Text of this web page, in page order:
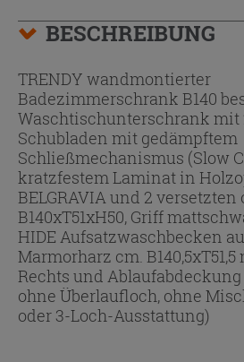
BESCHREIBUNG
TRENDY wandmontierter
Badezimmerschrank B140
Waschtischunterschrank mit
Schubladen mit gedämpftem
Schließmechanismus (Slow
kratzfestem Laminat in
BELGRAVIA und 2
B140xT51xH50, Griff
HIDE Aufsatzwaschbecken
Marmorharz cm.
Rechts und
ohne Überlaufloch, ohne
oder 3-Loch-Ausstattung)